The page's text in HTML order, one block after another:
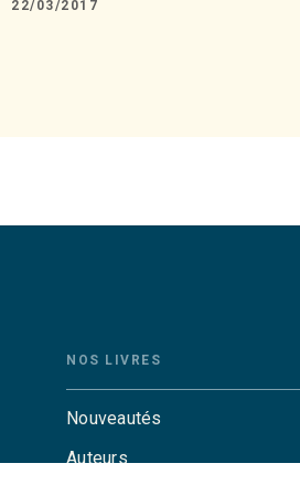
22/03/2017
NOS LIVRES
Nouveautés
Auteurs